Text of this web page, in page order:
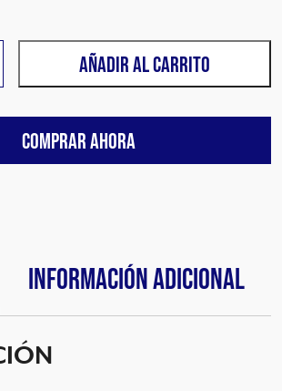
AÑADIR AL CARRITO
COMPRAR AHORA
Información adicional